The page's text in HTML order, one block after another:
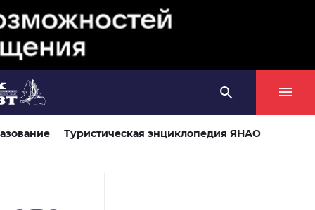
Туристическая энциклопедия ЯНАО